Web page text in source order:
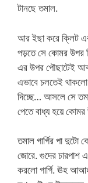
টানছে তমাল.
আর ইছা করে ক্লিট এর
পড়তে সে কোমর উপর
এর উপর পৌছাটেই
এভাবে চলতেই
দিচ্ছে… আসলে সে
পেতে বাধ্য হয়ে
তমাল গার্গির পা
জোরে. গুদের চারপাশ
করলো গার্গি. ঊহ